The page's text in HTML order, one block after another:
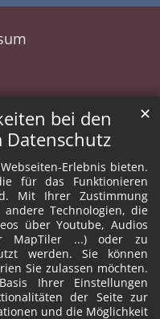
bei den
Datenschutz
Erlebnis bieten.
für das Funktionieren
Mit Ihrer Zustimmung
Technologien, die
über Youtube, Audios
MapTiler ...) oder zu
werden. Sie können
Sie zulassen möchten.
Ihrer Einstellungen
der Seite zur
und die Möglichkeit
✕